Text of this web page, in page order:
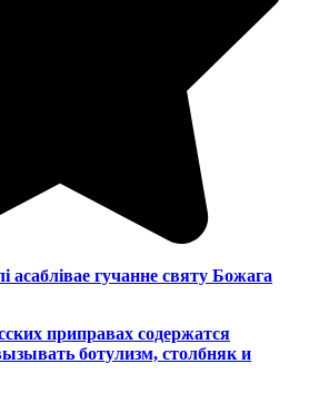
асаблівае гучанне святу Божага
приправах содержатся
ботулизм, столбняк и